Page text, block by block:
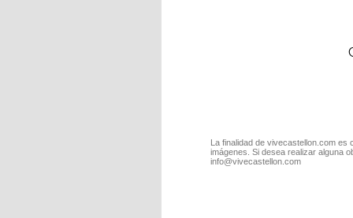
La finalidad de vivecastellon.com
imágenes. Si desea realizar alguna
info@vivecastellon.com